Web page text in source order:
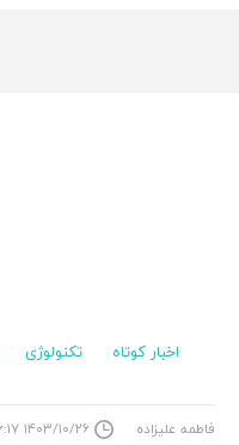
اخبار کوتاه تکنولوژی
فاطمه علیزاده ۱۴۰۳/۱۰/۲۶ ۱۴:۱۶:۱۷